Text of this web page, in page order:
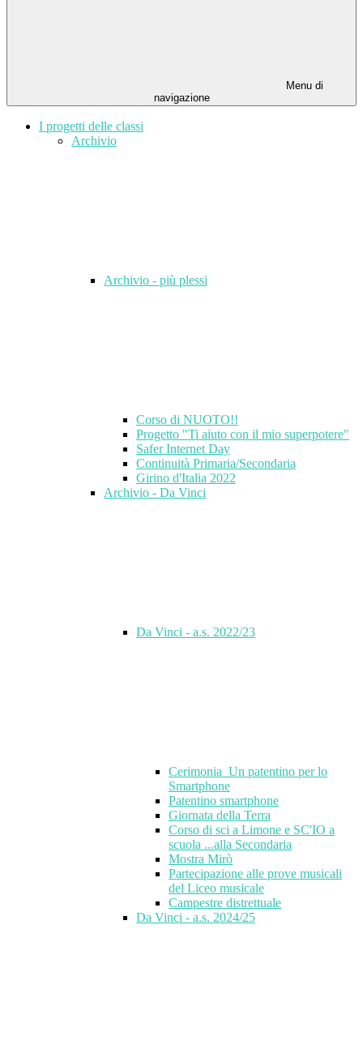
Menu di
navigazione
I progetti delle classi
Archivio
Archivio - più plessi
Corso di NUOTO!!
Progetto "Ti aiuto con il mio superpotere"
Safer Internet Day
Continuità Primaria/Secondaria
Girino d'Italia 2022
Archivio - Da Vinci
Da Vinci - a.s. 2022/23
Cerimonia_Un patentino per lo
Smartphone
Patentino smartphone
Giornata della Terra
Corso di sci a Limone e SC'IO a
scuola ...alla Secondaria
Mostra Mirò
Partecipazione alle prove musicali
del Liceo musicale
Campestre distrettuale
Da Vinci - a.s. 2024/25